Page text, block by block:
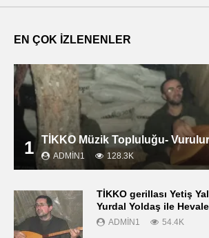
EN ÇOK İZLENENLER
1 TİKKO Müzik Topluluğu-
ADMIN1 128.3K
TİKKO gerillası Yetiş
Yurdal Yoldaş ile
ADMIN1 54.4K